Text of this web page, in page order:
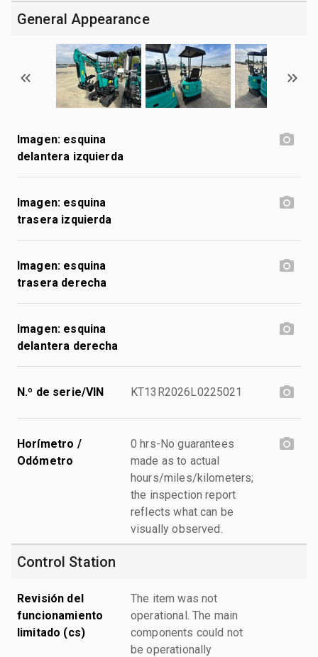
General Appearance
Imagen: esquina
delantera izquierda
Imagen: esquina
trasera izquierda
Imagen: esquina
trasera derecha
Imagen: esquina
delantera derecha
N.º de serie/VIN KT13R2026L0225021
Horímetro /
Odómetro
0 hrs-No guarantees
made as to actual
hours/miles/kilometers;
the inspection report
reflects what can be
visually observed.
Control Station
Revisión del
funcionamiento
limitado (cs)
The item was not
operational. The main
components could not
be operationally